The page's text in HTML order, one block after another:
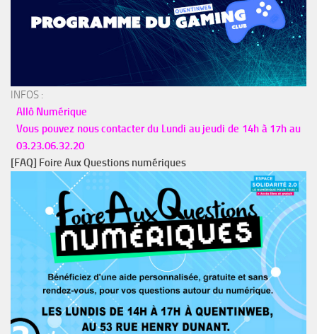
INFOS :
Allô Numérique
Vous pouvez nous contacter du Lundi au jeudi de 14h à 17h au
03.23.06.32.20
[FAQ] Foire Aux Questions numériques